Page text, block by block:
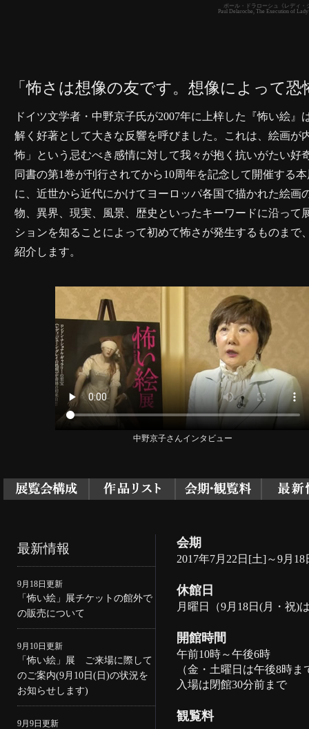
ポール・ドラローシュ《レディ
Paul Delaroche, The Execution of
「怖さは想像の友です。想像によって
ドイツ文学者・中野京子氏が2007年に上梓した『怖い絵
解く好著として大きな反響を呼びました。これは、絵画
怖」という忌むべき感情に対して我々が抱く抗いがたい好
同書の第1巻が刊行されてから10周年を記念して開催する
に、近世から近代にかけてヨーロッパ各国で描かれた絵
物、異界、現実、風景、歴史といったキーワードに沿っ
ションを知ることによって初めて怖さが発生するものま
紹介します。
中野京子さんインタビュー
最新情報
9月18日更新
「怖い絵」展チケットの館外で
の販売について
9月10日更新
「怖い絵」展 ご来場に際して
のご案内(9月10日(日)の状況を
お知らせします)
9月9日更新
会期
2017年7月22日[土]～9月
休館日
月曜日（9月18日(月・祝)
開館時間
午前10時～午後6時
（金・土曜日は午後8時ま
入場は閉館30分前まで
観覧料